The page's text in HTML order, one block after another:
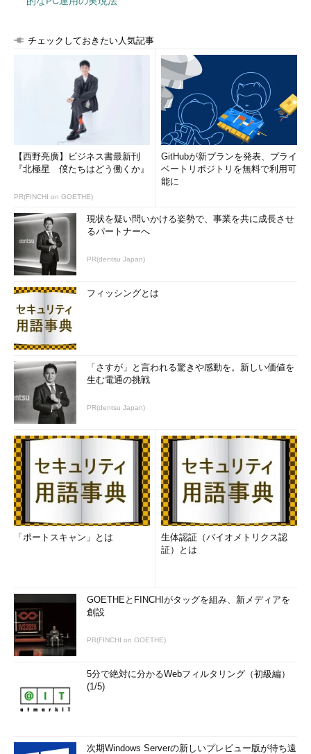
チェックしておきたい人気記事
【西野亮廣】ビジネス書最新刊
『北極星 僕たちはどう働くか』
PR(FINCHI on GOETHE)
GitHubが新プランを発表、プライ
ベートリポジトリを無料で利用可
能に
現状を疑い問いかける姿勢で、事業を共に成長させ
るパートナーへ
PR(dentsu Japan)
フィッシングとは
「さすが」と言われる驚きや感動を。新しい価値を
生む電通の挑戦
PR(dentsu Japan)
「ポートスキャン」とは
生体認証（バイオメトリクス認
証）とは
GOETHEとFINCHIがタッグを組み、新メディアを
創設
PR(FINCHI on GOETHE)
5分で絶対に分かるWebフィルタリング（初級編）
(1/5)
次期Windows Serverの新しいプレビュー版が待ち遠